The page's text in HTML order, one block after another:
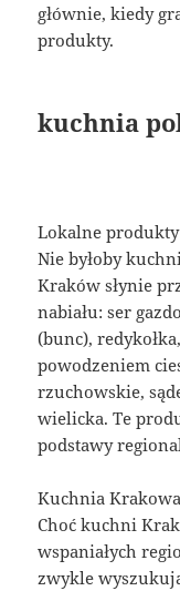
głównie, kiedy
produkty.
kuchnia
Lokalne
Nie byłoby
Kraków słynie
nabiału: ser
(bunc),
powodzeniem
rzuchowskie,
wielicka. Te
podstawy
Kuchnia
Choć kuchni
wspaniałych
zwykle